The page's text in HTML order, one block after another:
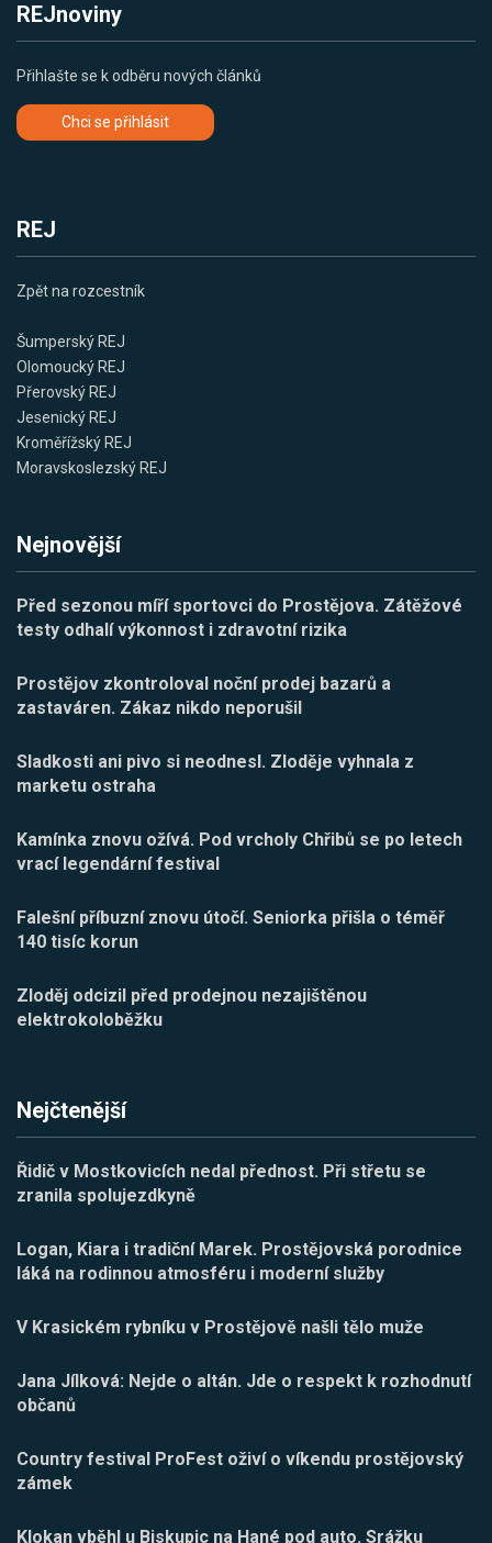
REJnoviny
Přihlašte se k odběru nových článků
Chci se přihlásit
REJ
Zpět na rozcestník
Šumperský REJ
Olomoucký REJ
Přerovský REJ
Jesenický REJ
Kroměřížský REJ
Moravskoslezský REJ
Nejnovější
Před sezonou míří sportovci do Prostějova. Zátěžové
testy odhalí výkonnost i zdravotní rizika
Prostějov zkontroloval noční prodej bazarů a
zastaváren. Zákaz nikdo neporušil
Sladkosti ani pivo si neodnesl. Zloděje vyhnala z
marketu ostraha
Kamínka znovu ožívá. Pod vrcholy Chřibů se po letech
vrací legendární festival
Falešní příbuzní znovu útočí. Seniorka přišla o téměř
140 tisíc korun
Zloděj odcizil před prodejnou nezajištěnou
elektrokoloběžku
Nejčtenější
Řidič v Mostkovicích nedal přednost. Při střetu se
zranila spolujezdkyně
Logan, Kiara i tradiční Marek. Prostějovská porodnice
láká na rodinnou atmosféru i moderní služby
V Krasickém rybníku v Prostějově našli tělo muže
Jana Jílková: Nejde o altán. Jde o respekt k rozhodnutí
občanů
Country festival ProFest oživí o víkendu prostějovský
zámek
Klokan vběhl u Biskupic na Hané pod auto. Srážku